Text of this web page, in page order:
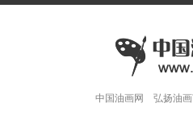
中国油画网 弘扬油